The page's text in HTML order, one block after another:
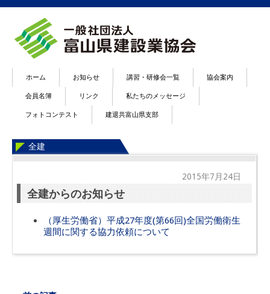
ホーム お知らせ 講習・研修会一覧 協会案内
会員名簿 リンク 私たちのメッセージ
フォトコンテスト 建退共富山県支部
全建
2015年7月24日
全建からのお知らせ
（厚生労働省）平成27年度(第66回)全国労働衛生
週間に関する協力依頼について